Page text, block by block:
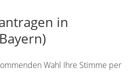
in
Wahl Ihre Stimme per